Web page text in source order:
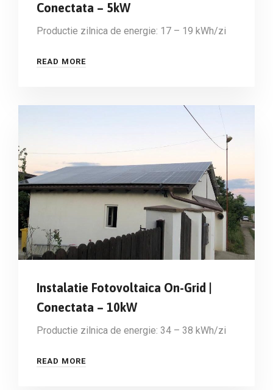
Conectata – 5kW
Productie zilnica de energie: 17 – 19 kWh/zi
READ MORE
Instalatie Fotovoltaica On-Grid |
Conectata – 10kW
Productie zilnica de energie: 34 – 38 kWh/zi
READ MORE